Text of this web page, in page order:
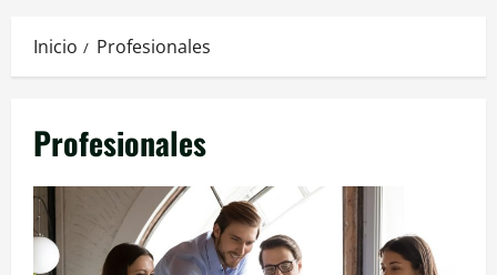
Inicio Profesionales
Profesionales